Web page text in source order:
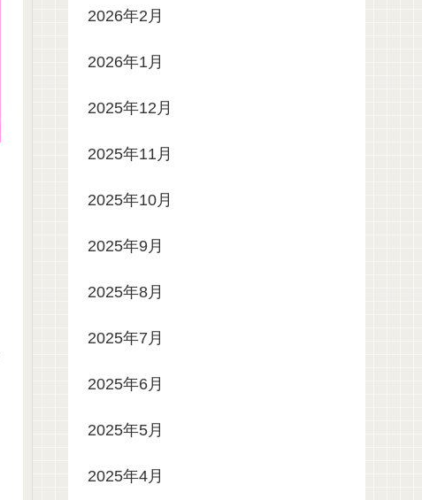
2026年2月
2026年1月
2025年12月
2025年11月
2025年10月
2025年9月
2025年8月
2025年7月
2025年6月
2025年5月
2025年4月